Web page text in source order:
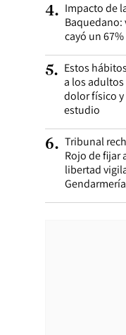
4. Impacto de
cayó un 67%
5. Estos
a los
dolor físico
estudio
6. Tribunal
Rojo de fijar
libertad
Gendarmería